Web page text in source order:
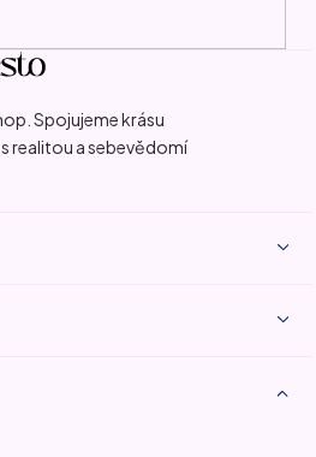
Spojujeme krásu
realitou a sebevědomí